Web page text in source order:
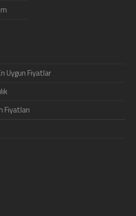
Uygun Fiyatlar
Fiyatları